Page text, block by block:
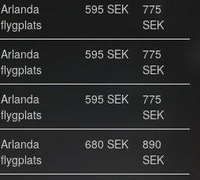
Arlanda
flygplats
595 SEK
775
SEK
Arlanda
flygplats
595 SEK
775
SEK
Arlanda
flygplats
595 SEK
775
SEK
Arlanda
flygplats
680 SEK
890
SEK